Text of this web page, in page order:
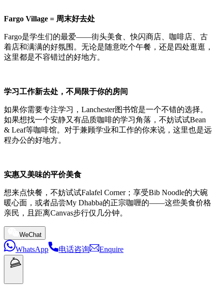
Fargo Village = 周末好去处
Fargo是学生们的最爱——街头美食、快闪商店、咖啡店、古
着店和满满的好氛围。无论是随意吃个午餐，还是四处逛逛，
这里都是不容错过的好地方。
学习工作新去处，不局限于你的房间
如果你需要专注学习，Lanchester图书馆是一个不错的选择。
如果想找一个安静又有品质咖啡的学习角落，不妨试试Bean
& Leaf等咖啡馆。对于兼顾学业和工作的你来说，这里也是远
程办公的好地方。
实惠又美味的平价美食
想来点快餐，不妨试试Falafel Corner；享受Bib Noodle的大碗
暖心面，或者品尝My Dhabba的正宗咖喱的——这些美食价格
亲民，且距离Canvas步行仅几分钟。
WeChat
WhatsApp 电话咨询 Enquire